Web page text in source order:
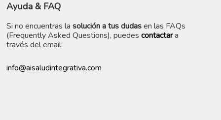
Ayuda & FAQ
Si no encuentras lasolución a tus dudasen las FAQs
(Frequently Asked Questions), puedescontactara
través del email:
info@aisaludintegrativa.com